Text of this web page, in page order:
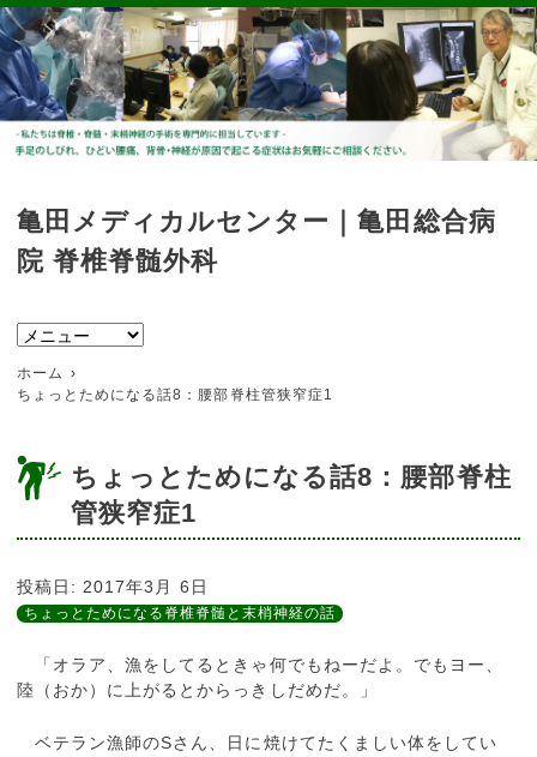
亀田メディカルセンター｜亀田総合病
院 脊椎脊髄外科
ホーム
ちょっとためになる話8：腰部脊柱管狭窄症1
ちょっとためになる話8：腰部脊柱
管狭窄症1
投稿日: 2017年3月 6日
ちょっとためになる脊椎脊髄と末梢神経の話
「オラア、漁をしてるときゃ何でもねーだよ。でもヨー、
陸（おか）に上がるとからっきしだめだ。」
ベテラン漁師のSさん、日に焼けてたくましい体をしてい